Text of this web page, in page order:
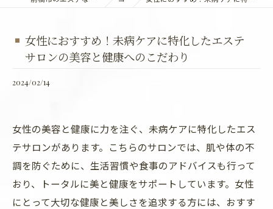
女性におすすめ！未病ケアに特化したエステ
サロンの美容と健康へのこだわり
2024/02/14
女性の美容と健康に力を注ぐ、未病ケアに特化したエス
テサロンがあります。こちらのサロンでは、肌や体の不
調を防ぐために、生活習慣や食事のアドバイスも行って
おり、トータルに美と健康をサポートしています。女性
にとって大切な健康と美しさを追求する方には、おすす